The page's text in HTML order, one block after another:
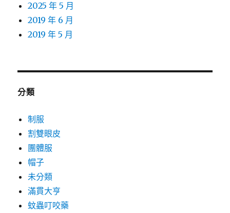
2025 年 5 月
2019 年 6 月
2019 年 5 月
分類
制服
割雙眼皮
團體服
帽子
未分類
滿貫大亨
蚊蟲叮咬藥